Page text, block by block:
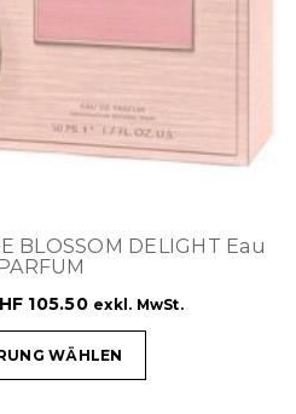
BLOSSOM DELIGHT Eau
105.50 exkl. MwSt.
WÄHLEN